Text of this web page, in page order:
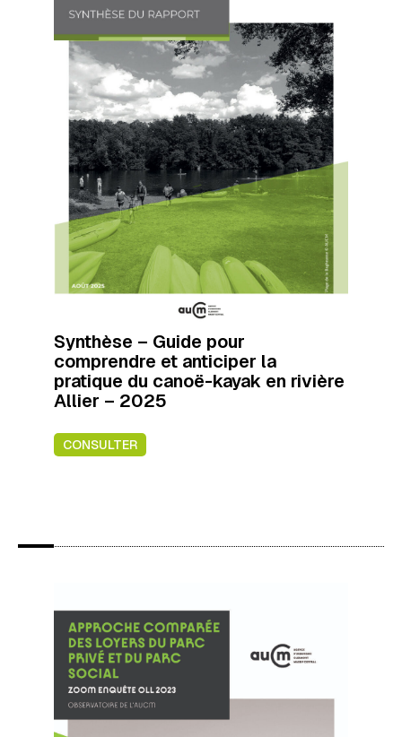
Synthèse – Guide pour
comprendre et anticiper la
pratique du canoë-kayak en rivière
Allier – 2025
CONSULTER